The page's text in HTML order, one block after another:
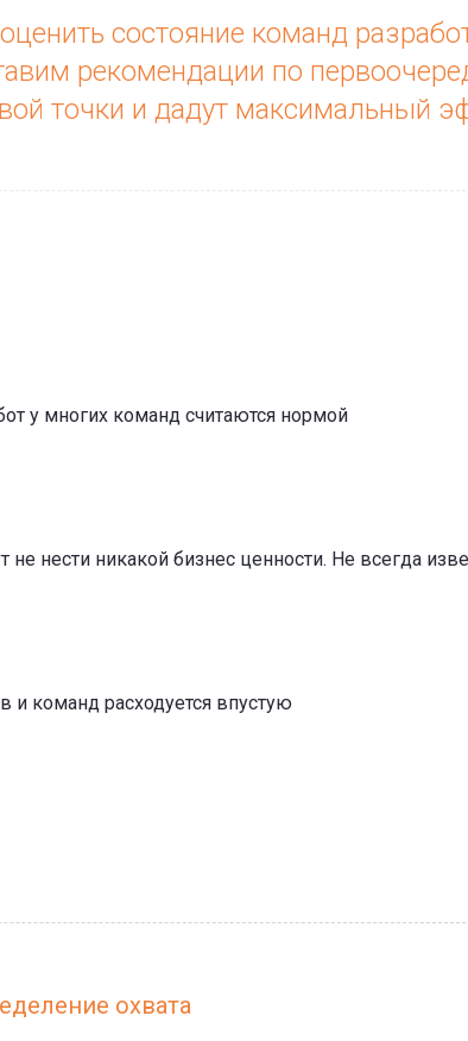
состояние команд
рекомендации по
точки и дадут максимальный
у многих команд считаются нормой
не нести никакой бизнес ценности. Не всегда
и команд расходуется впустую
охвата